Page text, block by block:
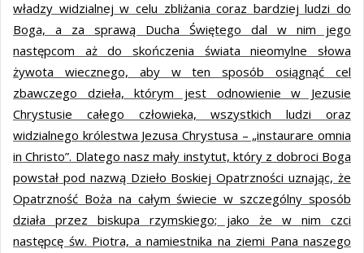
władzy widzialnej w celu zbliżania coraz bardziej ludzi do
Boga, a za sprawą Ducha Świętego dal w nim jego
następcom aż do skończenia świata nieomylne słowa
żywota wiecznego, aby w ten sposób osiągnąć cel
zbawczego dzieła, którym jest odnowienie w Jezusie
Chrystusie całego człowieka, wszystkich ludzi oraz
widzialnego królestwa Jezusa Chrystusa – „instaurare omnia
in Christo”. Dlatego nasz mały instytut, który z dobroci Boga
powstał pod nazwą Dzieło Boskiej Opatrzności uznając, że
Opatrzność Boża na całym świecie w szczególny sposób
działa przez biskupa rzymskiego; jako że w nim czci
następcę św. Piotra, a namiestnika na ziemi Pana naszego